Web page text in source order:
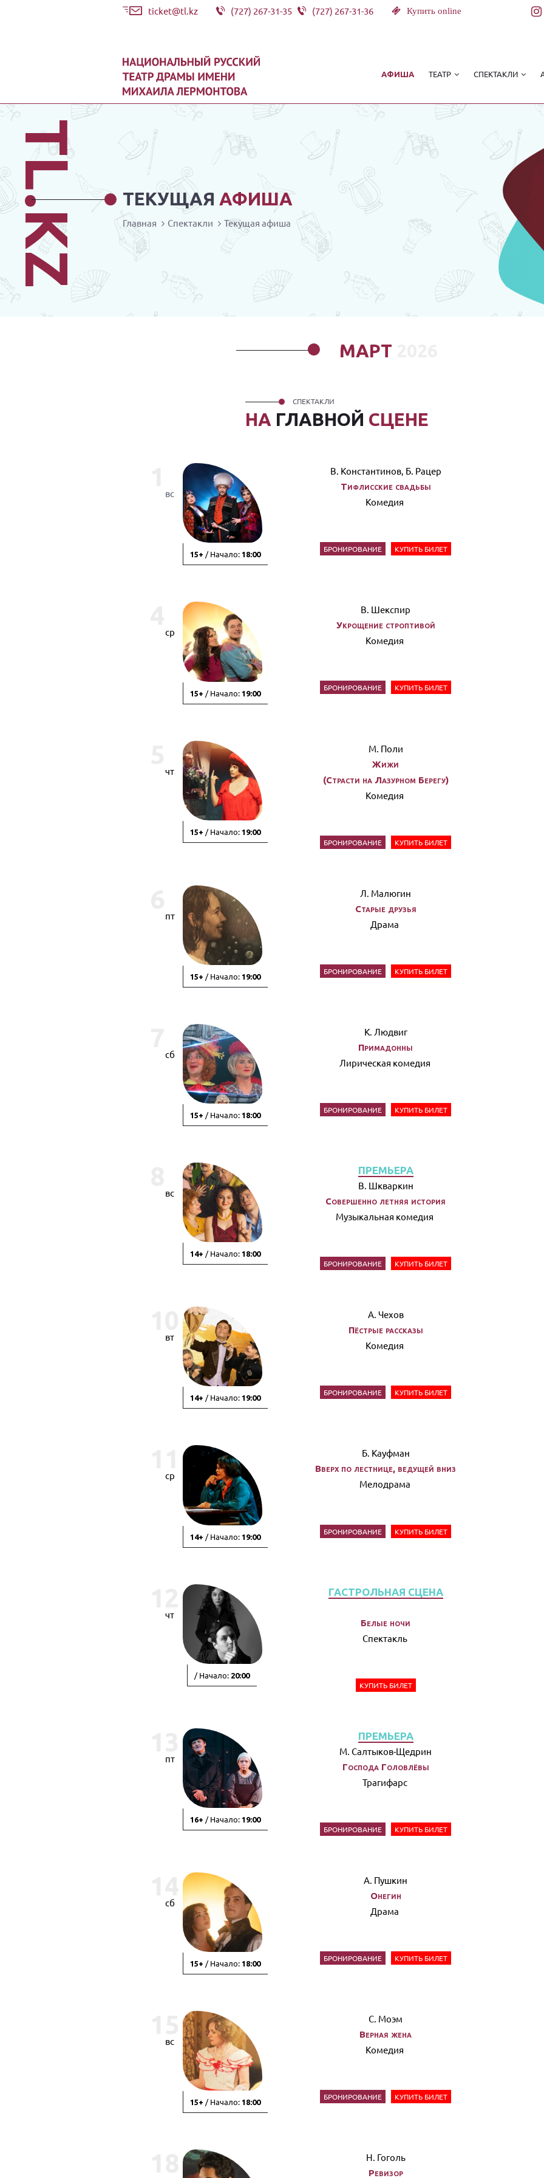
ticket@tl.kz (727) 267-31-35 (727) 267-31-36 Купить online
АФИША ТЕАТР СПЕКТАКЛИ
ТЕКУЩАЯ АФИША
TL.KZ Главная Спектакли Текущая афиша
МАРТ
НА ГЛАВНОЙ СЦЕНЕ
СПЕКТАКЛИ
вс
15+ / Начало: 18:00
В. Константинов, Б. Рацер
Тифлисские свадьбы
Комедия
БРОНИРОВАНИЕ КУПИТЬ БИЛЕТ
ср
15+ / Начало: 19:00
В. Шекспир
Укрощение строптивой
Комедия
БРОНИРОВАНИЕ КУПИТЬ БИЛЕТ
чт
15+ / Начало: 19:00
М. Поли
Жижи
(Страсти на Лазурном Берегу)
Комедия
БРОНИРОВАНИЕ КУПИТЬ БИЛЕТ
пт
15+ / Начало: 19:00
Л. Малюгин
Старые друзья
Драма
БРОНИРОВАНИЕ КУПИТЬ БИЛЕТ
сб
15+ / Начало: 18:00
К. Людвиг
Примадонны
Лирическая комедия
БРОНИРОВАНИЕ КУПИТЬ БИЛЕТ
вс
14+ / Начало: 18:00
ПРЕМЬЕРА
В. Шкваркин
Совершенно летняя история
Музыкальная комедия
БРОНИРОВАНИЕ КУПИТЬ БИЛЕТ
вт
14+ / Начало: 19:00
А. Чехов
Пёстрые рассказы
Комедия
БРОНИРОВАНИЕ КУПИТЬ БИЛЕТ
ср
14+ / Начало: 19:00
Б. Кауфман
Вверх по лестнице, ведущей вниз
Мелодрама
БРОНИРОВАНИЕ КУПИТЬ БИЛЕТ
чт
/ Начало: 20:00
ГАСТРОЛЬНАЯ СЦЕНА
Белые ночи
Спектакль
КУПИТЬ БИЛЕТ
пт
16+ / Начало: 19:00
ПРЕМЬЕРА
М. Салтыков-Щедрин
Господа Головлёвы
Трагифарс
БРОНИРОВАНИЕ КУПИТЬ БИЛЕТ
сб
15+ / Начало: 18:00
А. Пушкин
Онегин
Драма
БРОНИРОВАНИЕ КУПИТЬ БИЛЕТ
вс
15+ / Начало: 18:00
С. Моэм
Верная жена
Комедия
БРОНИРОВАНИЕ КУПИТЬ БИЛЕТ
Н. Гоголь
Ревизор